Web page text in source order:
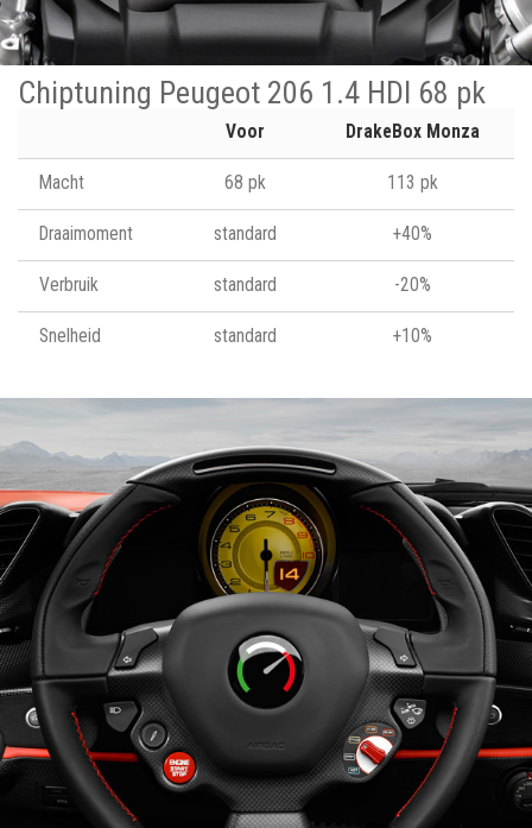
Chiptuning Peugeot 206 1.4 HDI 68 pk
Voor DrakeBox Monza
Macht 68 pk 113 pk
Draaimoment standard +40%
Verbruik standard -20%
Snelheid standard +10%